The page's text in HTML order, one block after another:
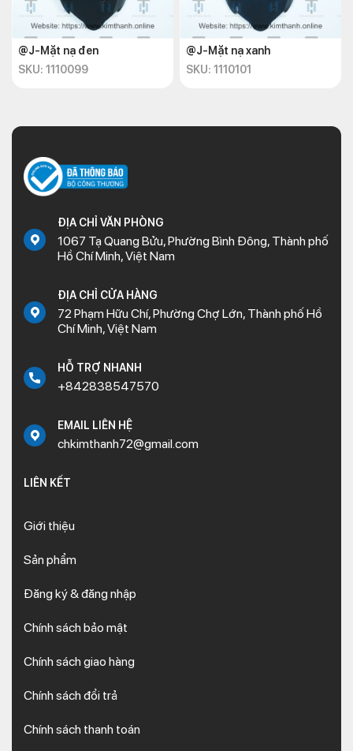
@J-Mặt nạ đen
SKU: 1110099
@J-Mặt nạ xanh
SKU: 1110101
ĐỊA CHỈ VĂN PHÒNG
1067 Tạ Quang Bửu, Phường Bình Đông, Thành phố
Hồ Chí Minh, Việt Nam
ĐỊA CHỈ CỬA HÀNG
72 Phạm Hữu Chí, Phường Chợ Lớn, Thành phố Hồ
Chí Minh, Việt Nam
HỖ TRỢ NHANH
+842838547570
EMAIL LIÊN HỆ
chkimthanh72@gmail.com
LIÊN KẾT
Giới thiệu
Sản phẩm
Đăng ký & đăng nhập
Chính sách bảo mật
Chính sách giao hàng
Chính sách đổi trả
Chính sách thanh toán